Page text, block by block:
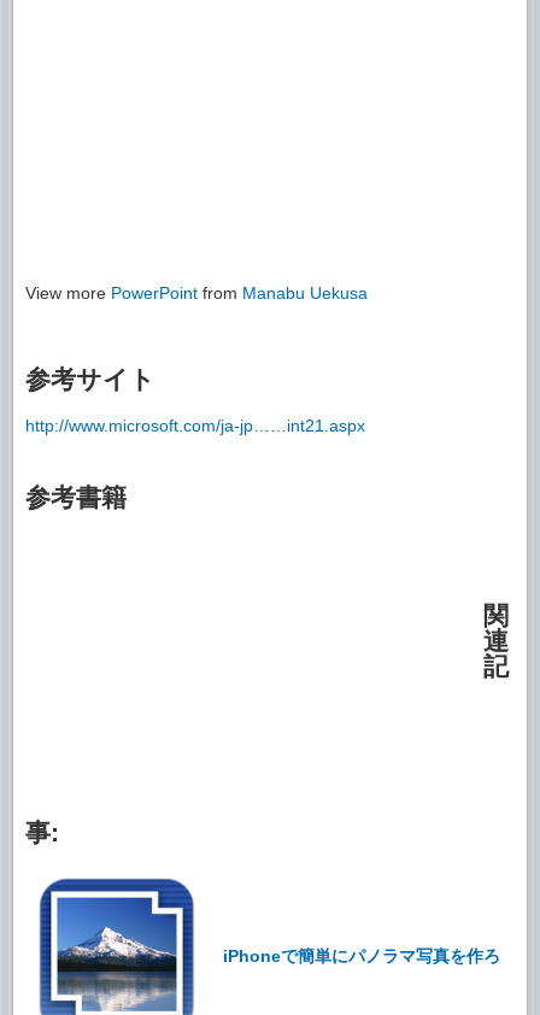
View more PowerPoint from Manabu Uekusa
参考サイト
http://www.microsoft.com/ja-jp……int21.aspx
参考書籍
関
連
記
事:
iPhoneで簡単にパノラマ写真を作ろ